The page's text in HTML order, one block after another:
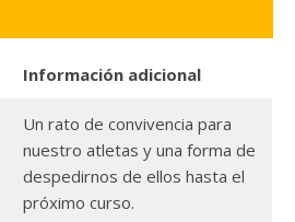
Información adicional
Un rato de convivencia para
nuestro atletas y una forma de
despedirnos de ellos hasta el
próximo curso.